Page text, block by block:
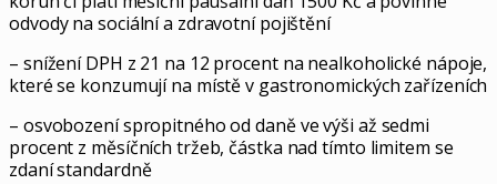
odvody na sociální a zdravotní pojištění
– snížení DPH z 21 na 12 procent na nealkoholické nápoje,
které se konzumují na místě v gastronomických zařízeních
– osvobození spropitného od daně ve výši až sedmi
procent z měsíčních tržeb, částka nad tímto limitem se
zdaní standardně